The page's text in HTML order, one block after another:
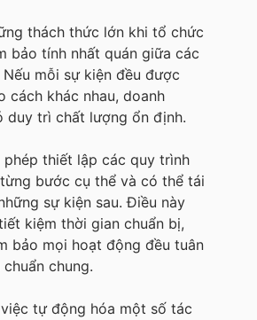
thách thức lớn khi tổ chức
bảo tính nhất quán giữa các
mỗi sự kiện đều được
cách khác nhau, doanh
duy trì chất lượng ổn định.
phép thiết lập các quy trình
bước cụ thể và có thể tái
sự kiện sau. Điều này
kiệm thời gian chuẩn bị,
bảo mọi hoạt động đều tuân
chung.
tự động hóa một số tác